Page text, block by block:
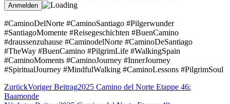
#CaminoDelNorte #CaminoSantiago #Pilgerwunder
#SantiagoMomente #Reisegeschichten #BuenCamino
#draussenzuhause #CaminodelNorte #CaminoDeSantiago
#TheWay #BuenCamino #PilgrimLife #WalkingSpain
#CaminoMoments #CaminoJourney #InnerJourney
#SpiritualJourney #MindfulWalking #CaminoLessons #PilgrimSoul
ZurückVoriger Beitrag2025 Camino del Norte Etappe 46:
Baamonde